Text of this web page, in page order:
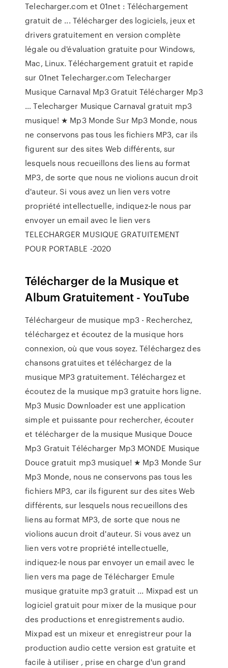
Telecharger.com et 01net : Téléchargement
gratuit de ... Télécharger des logiciels, jeux et
drivers gratuitement en version complète
légale ou d'évaluation gratuite pour Windows,
Mac, Linux. Téléchargement gratuit et rapide
sur 01net Telecharger.com Telecharger
Musique Carnaval Mp3 Gratuit Télécharger Mp3
… Telecharger Musique Carnaval gratuit mp3
musique! ★ Mp3 Monde Sur Mp3 Monde, nous
ne conservons pas tous les fichiers MP3, car ils
figurent sur des sites Web différents, sur
lesquels nous recueillons des liens au format
MP3, de sorte que nous ne violions aucun droit
d'auteur. Si vous avez un lien vers votre
propriété intellectuelle, indiquez-le nous par
envoyer un email avec le lien vers
TELECHARGER MUSIQUE GRATUITEMENT
POUR PORTABLE -2020
Télécharger de la Musique et
Album Gratuitement - YouTube
Téléchargeur de musique mp3 - Recherchez,
téléchargez et écoutez de la musique hors
connexion, où que vous soyez. Téléchargez des
chansons gratuites et téléchargez de la
musique MP3 gratuitement. Téléchargez et
écoutez de la musique mp3 gratuite hors ligne.
Mp3 Music Downloader est une application
simple et puissante pour rechercher, écouter
et télécharger de la musique Musique Douce
Mp3 Gratuit Télécharger Mp3 MONDE Musique
Douce gratuit mp3 musique! ★ Mp3 Monde Sur
Mp3 Monde, nous ne conservons pas tous les
fichiers MP3, car ils figurent sur des sites Web
différents, sur lesquels nous recueillons des
liens au format MP3, de sorte que nous ne
violions aucun droit d'auteur. Si vous avez un
lien vers votre propriété intellectuelle,
indiquez-le nous par envoyer un email avec le
lien vers ma page de Télécharger Emule
musique gratuite mp3 gratuit ... Mixpad est un
logiciel gratuit pour mixer de la musique pour
des productions et enregistrements audio.
Mixpad est un mixeur et enregistreur pour la
production audio cette version est gratuite et
facile à utiliser , prise en charge d'un grand